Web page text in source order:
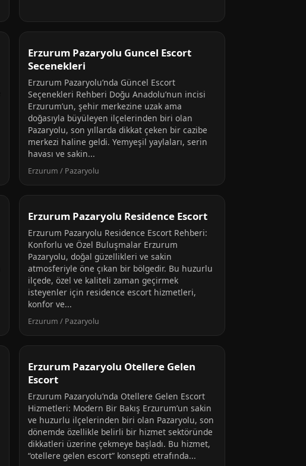
Erzurum Pazaryolu Guncel Escort
Secenekleri
Erzurum Pazaryolu’nda Güncel Escort
Seçenekleri Rehberi Doğu Anadolu’nun incisi
Erzurum’un, şehir merkezine uzak ama
doğasıyla büyüleyen ilçelerinden biri olan
Pazaryolu, son yıllarda dikkat çeken bir cazibe
merkezi haline geldi. Yemyeşil yaylaları, serin
havası ve sakin...
Erzurum / Pazaryolu
Erzurum Pazaryolu Residence Escort
Erzurum Pazaryolu Residence Escort Rehberi:
Konforlu ve Özel Buluşmalar Erzurum
Pazaryolu, doğal güzellikleri ve sakin
atmosferiyle öne çıkan bir bölgedir. Bu huzurlu
ilçede, özel ve kaliteli zaman geçirmek
isteyenler için residence escort hizmetleri,
konfor ve...
Erzurum / Pazaryolu
Erzurum Pazaryolu Otellere Gelen
Escort
Erzurum Pazaryolu’nda Otellere Gelen Escort
Hizmetleri: Modern Bir Bakış Erzurum’un sakin
ve huzurlu ilçelerinden biri olan Pazaryolu, son
dönemde özellikle belirli bir hizmet sektöründe
dikkatleri üzerine çekmeye başladı. Bu hizmet,
“otellere gelen escort” konsepti etrafında...